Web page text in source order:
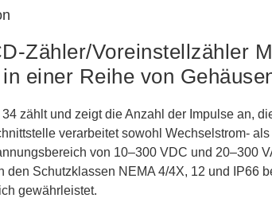
Zähler/Voreinstellzähler
einer Reihe von
zählt und zeigt die Anzahl der Impulse an,
verarbeitet sowohl Wechselstrom-
von 10–300 VDC und 20–300
den Schutzklassen NEMA 4/4X, 12 und IP66
gewährleistet.